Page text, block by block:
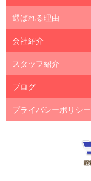
選ばれる理由
会社紹介
スタッフ紹介
ブログ
プライバシーポリシー